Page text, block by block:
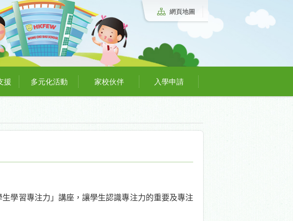
網頁地圖
援 多元化活動 家校伙伴 入學申請
學習專注力」講座，讓學生認識專注力的重要及專注